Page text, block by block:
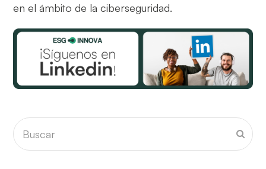
en el ámbito de la ciberseguridad.
Buscar